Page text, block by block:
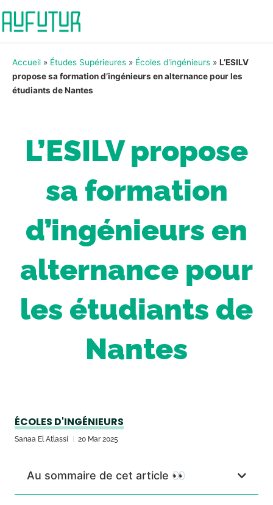
Accueil » Études Supérieures » Écoles d'ingénieurs » L’ESILV
propose sa formation d’ingénieurs en alternance pour les
étudiants de Nantes
L’ESILV propose
sa formation
d’ingénieurs en
alternance pour
les étudiants de
Nantes
ÉCOLES D'INGÉNIEURS
Sanaa El Atlassi 20 Mar 2025
Au sommaire de cet article 👀